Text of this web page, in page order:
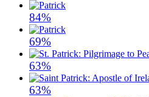
84%
69%
63%
63%